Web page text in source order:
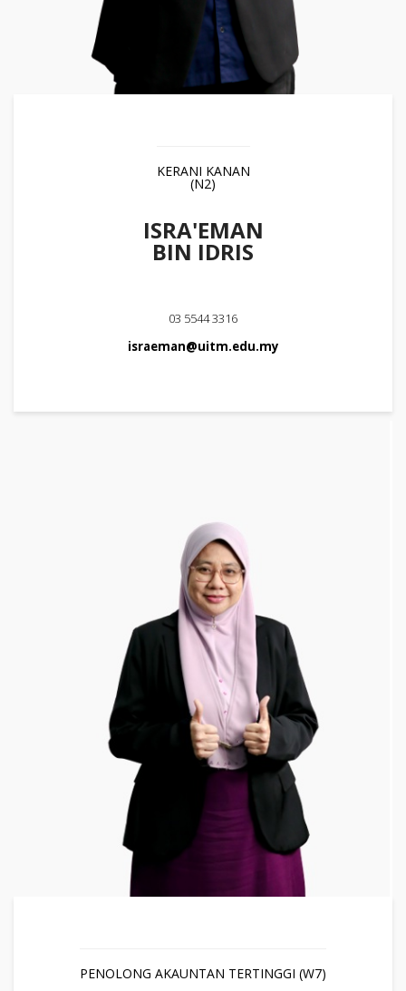
KERANI KANAN
(N2)
ISRA'EMAN
BIN IDRIS
03 5544 3316
israeman@uitm.edu.my
PENOLONG AKAUNTAN TERTINGGI (W7)